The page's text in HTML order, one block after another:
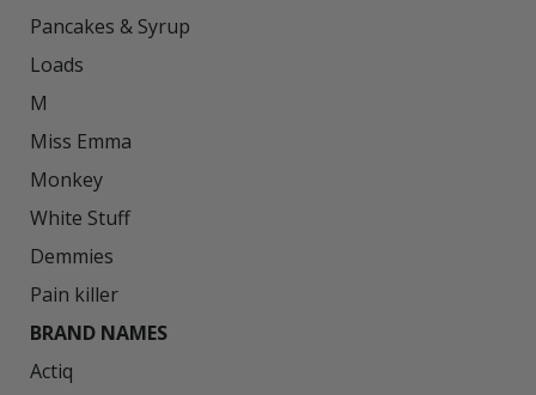
Pancakes & Syrup
Loads
M
Miss Emma
Monkey
White Stuff
Demmies
BRAND NAMES
Actiq